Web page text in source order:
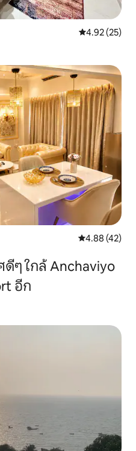
คะแนนเฉลี่ย
4.92 (25)
คะแนนเฉลี่ย
4.88 (42)
ๆ ใกล้ Anchaviyo
อีก